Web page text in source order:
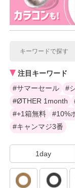
注目キーワード
#サマーセール #
#ØTHER 1month
#+1箱無料
#10%
#キャンマジ3番
1day